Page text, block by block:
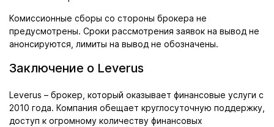
Комиссионные сборы со стороны брокера не
предусмотрены. Сроки рассмотрения заявок на вывод не
анонсируются, лимиты на вывод не обозначены.
Заключение о Leverus
Leverus – брокер, который оказывает финансовые услуги с
2010 года. Компания обещает круглосуточную поддержку,
доступ к огромному количеству финансовых